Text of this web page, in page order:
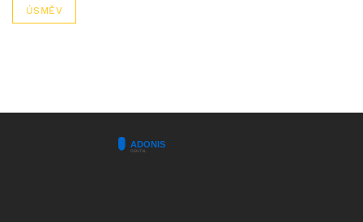
ÚSMĚV